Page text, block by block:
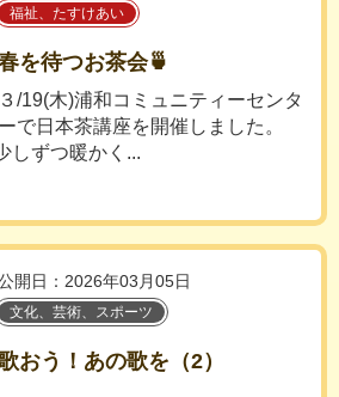
福祉、たすけあい
を待つお茶会🍵
３/19(木)浦和コミュニティーセンタ
ーで日本茶講座を開催しました。
しずつ暖かく...
開日：2026年03月05日
文化、芸術、スポーツ
おう！あの歌を（2）